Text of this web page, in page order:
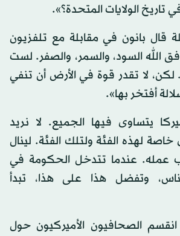
الولايات المتحدة؟».
قال بانون في مقابلة مع تلفزيون
الله السود، والسمر، والصفر. لست
لا تقدر قوة في الأرض أن تنفي
أفتخر بها».
يتساوى فيها الجميع. لا نريد
لهذه الفئة ولتلك الفئة. لينال
عندما تتدخل الحكومة في
وتفضل هذا على هذا، تبدأ
الصحافيون الأميركيون حول